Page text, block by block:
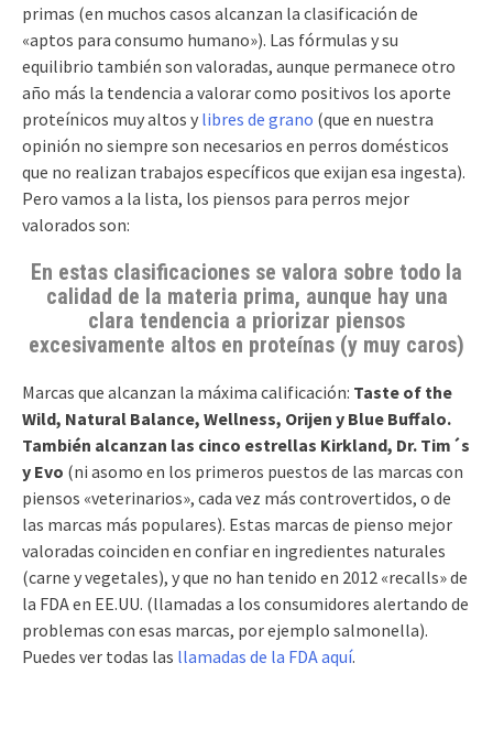
primas (en muchos casos alcanzan la clasificación de
«aptos para consumo humano»). Las fórmulas y su
equilibrio también son valoradas, aunque permanece otro
año más la tendencia a valorar como positivos los aporte
proteínicos muy altos y libres de grano (que en nuestra
opinión no siempre son necesarios en perros domésticos
que no realizan trabajos específicos que exijan esa ingesta).
Pero vamos a la lista, los piensos para perros mejor
valorados son:
En estas clasificaciones se valora sobre todo la
calidad de la materia prima, aunque hay una
clara tendencia a priorizar piensos
excesivamente altos en proteínas (y muy caros)
Marcas que alcanzan la máxima calificación: Taste of the
Wild, Natural Balance, Wellness, Orijen y Blue Buffalo.
También alcanzan las cinco estrellas Kirkland, Dr. Tim´s
y Evo (ni asomo en los primeros puestos de las marcas con
piensos «veterinarios», cada vez más controvertidos, o de
las marcas más populares). Estas marcas de pienso mejor
valoradas coinciden en confiar en ingredientes naturales
(carne y vegetales), y que no han tenido en 2012 «recalls» de
la FDA en EE.UU. (llamadas a los consumidores alertando de
problemas con esas marcas, por ejemplo salmonella).
Puedes ver todas las llamadas de la FDA aquí.